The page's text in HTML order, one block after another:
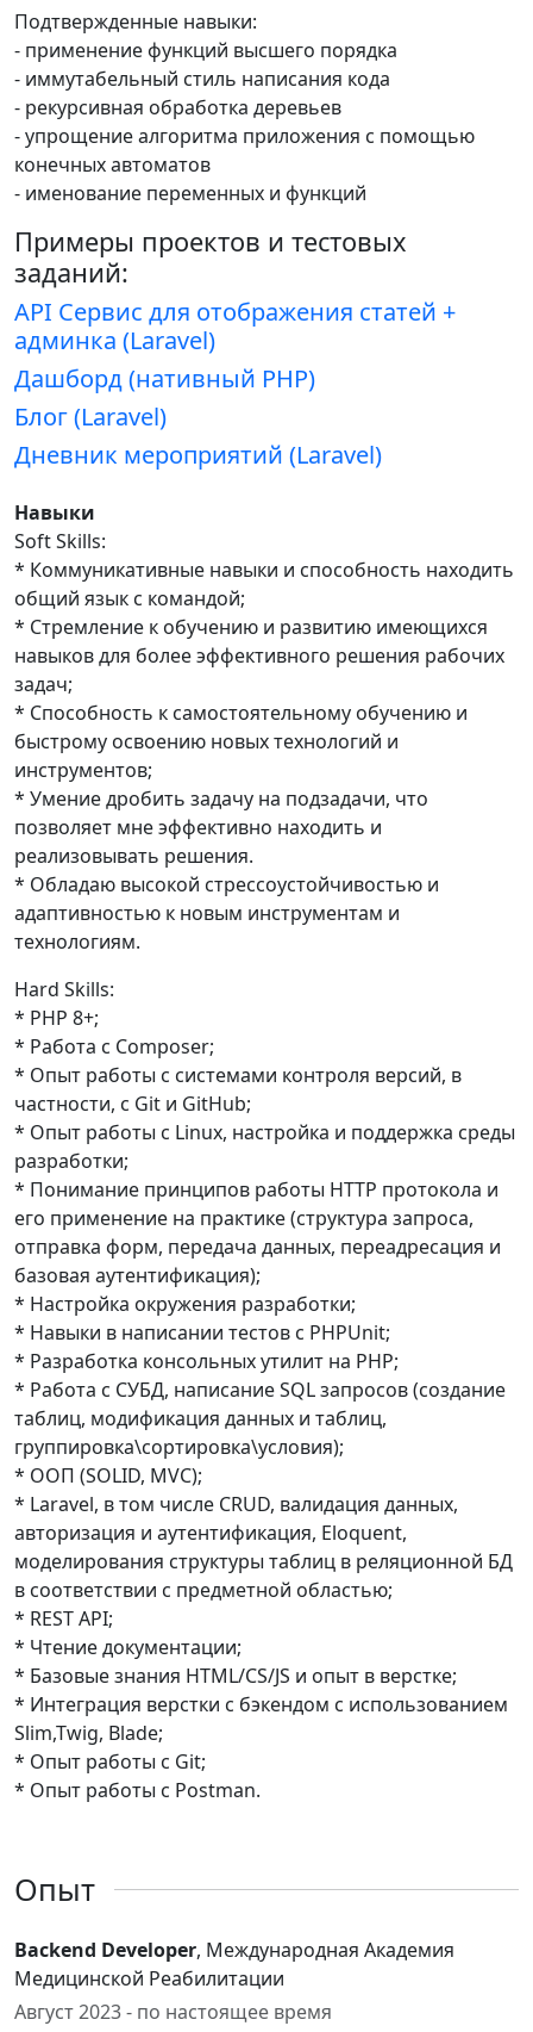
Подтвержденные навыки:
- применение функций высшего порядка
- иммутабельный стиль написания кода
- рекурсивная обработка деревьев
- упрощение алгоритма приложения с помощью
конечных автоматов
- именование переменных и функций
Примеры проектов и тестовых
заданий:
API Сервис для отображения статей +
админка (Laravel)
Дашборд (нативный PHP)
Блог (Laravel)
Дневник мероприятий (Laravel)
Навыки
Soft Skills:
* Коммуникативные навыки и способность находить
общий язык с командой;
* Стремление к обучению и развитию имеющихся
навыков для более эффективного решения рабочих
задач;
* Способность к самостоятельному обучению и
быстрому освоению новых технологий и
инструментов;
* Умение дробить задачу на подзадачи, что
позволяет мне эффективно находить и
реализовывать решения.
* Обладаю высокой стрессоустойчивостью и
адаптивностью к новым инструментам и
технологиям.
Hard Skills:
* PHP 8+;
* Работа с Composer;
* Опыт работы с системами контроля версий, в
частности, с Git и GitHub;
* Опыт работы с Linux, настройка и поддержка среды
разработки;
* Понимание принципов работы HTTP протокола и
его применение на практике (структура запроса,
отправка форм, передача данных, переадресация и
базовая аутентификация);
* Настройка окружения разработки;
* Навыки в написании тестов с PHPUnit;
* Разработка консольных утилит на PHP;
* Работа с СУБД, написание SQL запросов (создание
таблиц, модификация данных и таблиц,
группировка\сортировка\условия);
* ООП (SOLID, MVC);
* Laravel, в том числе CRUD, валидация данных,
авторизация и аутентификация, Eloquent,
моделирования структуры таблиц в реляционной БД
в соответствии с предметной областью;
* REST API;
* Чтение документации;
* Базовые знания HTML/CS/JS и опыт в верстке;
* Интеграция верстки с бэкендом с использованием
Slim,Twig, Blade;
* Опыт работы с Git;
* Опыт работы с Postman.
Опыт
Backend Developer, Международная Академия
Медицинской Реабилитации
Август 2023 - по настоящее время